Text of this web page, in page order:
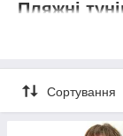
Пляжні
Пляжні туніки
можете піти не
вирушити на
Туніка для пляжу
напівпрозорої
Сортування